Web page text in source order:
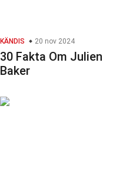
KÄNDIS 20 nov 2024
30 Fakta Om Julien
Baker